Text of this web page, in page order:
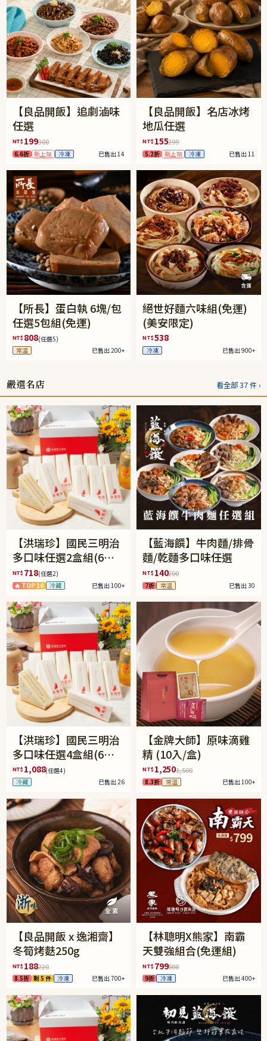
【良品開飯】追劇滷味
任選
NT$ 199300
6.6折 新上架 冷凍 已售出 14
【良品開飯】名店冰烤
地瓜任選
NT$ 155299
5.2折 新上架 冷凍 已售出 11
【所長】蛋白執 6塊/包
任選5包組(免運)
NT$ 808(任選5)
常溫
已售出 200+
絕世好麵六味組(免運)
(美安限定)
NT$538
冷凍 已售出 900+
嚴選名店 看全部 37 件 ›
【洪瑞珍】國民三明治
多口味任選2盒組(6入/
盒)(免運)
NT$ 718(任選2)
🔥 TOP 10
冷藏 已售出 100+
【藍海饌】牛肉麵/排骨
麵/乾麵多口味任選
NT$ 140200
7折 常溫 已售出 30
【洪瑞珍】國民三明治
多口味任選4盒組(6入/
盒)(免運)
NT$ 1,088(任選4)
冷藏
已售出 26
【金牌大師】原味滴雞
精 (10入/盒)
NT$ 1,2501,500
8.3折 常溫 已售出 100+
【良品開飯 x 逸湘齋】
冬筍烤麩250g
NT$ 188220
8.5折 剩 5 件 冷凍 已售出 700+
【林聰明X熊家】南霸
天雙強組合(免運組)
NT$ 799888
9折 冷凍 已售出 400+